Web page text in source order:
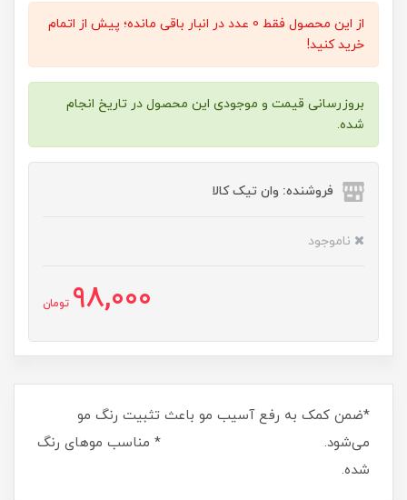
از این محصول فقط 0 عدد در انبار باقی مانده؛ پیش از اتمام
خرید کنید!
بروزرسانی قیمت و موجودی این محصول در تاریخ انجام
شده.
فروشنده: وان تیک کالا
ناموجود
98,000 تومان
*ضمن کمک به رفع آسیب مو باعث تثبیت رنگ مو
می‌شود. * مناسب موهای رنگ
شده.